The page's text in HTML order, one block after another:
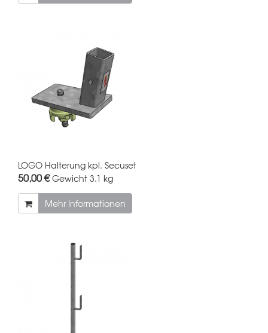
LOGO Halterung kpl. Secuset
50,00 €Gewicht 3.1 kg
Mehr Informationen